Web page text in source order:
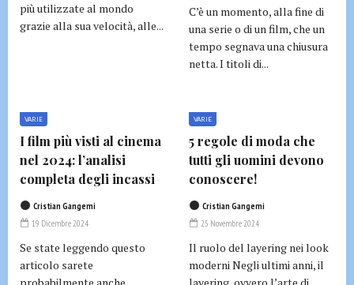
più utilizzate al mondo
grazie alla sua velocità, alle...
C’è un momento, alla fine di
una serie o di un film, che un
tempo segnava una chiusura
netta. I titoli di...
VARIE
I film più visti al cinema
nel 2024: l’analisi
completa degli incassi
Cristian Gangemi
19 Dicembre 2024
Se state leggendo questo
articolo sarete
VARIE
5 regole di moda che
tutti gli uomini devono
conoscere!
Cristian Gangemi
25 Novembre 2024
Il ruolo del layering nei look
moderni Negli ultimi anni, il